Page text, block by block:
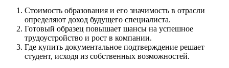
Стоимость образования и его значимость в отрасли
определяют доход будущего специалиста.
Готовый образец повышает шансы на успешное
трудоустройство и рост в компании.
Где купить документальное подтверждение решает
студент, исходя из собственных возможностей.